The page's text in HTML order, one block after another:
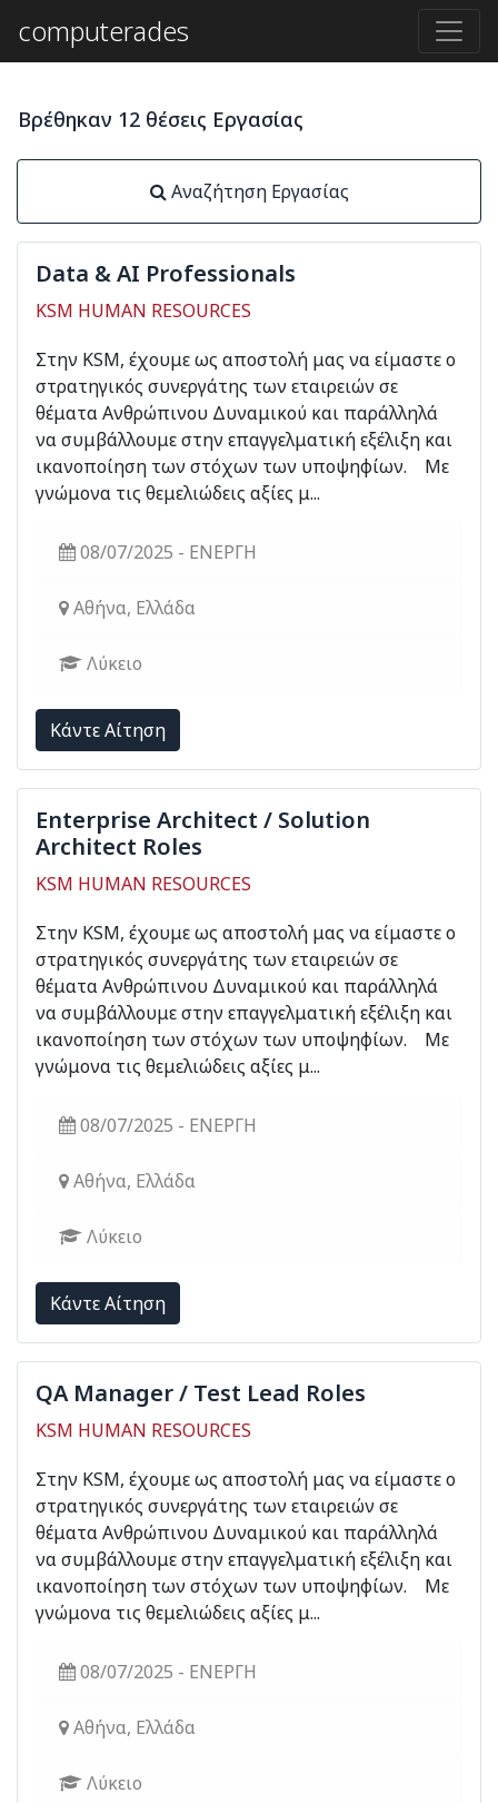
computerades
Βρέθηκαν 12 θέσεις Εργασίας
Αναζήτηση Εργασίας
Data & AI Professionals
KSM HUMAN RESOURCES
Στην ΚSM, έχουμε ως αποστολή μας να είμαστε ο
στρατηγικός συνεργάτης των εταιρειών σε
θέματα Ανθρώπινου Δυναμικού και παράλληλά
να συμβάλλουμε στην επαγγελματική εξέλιξη και
ικανοποίηση των στόχων των υποψηφίων. Με
γνώμονα τις θεμελιώδεις αξίες μ...
08/07/2025 - ΕΝΕΡΓΗ
Αθήνα, Ελλάδα
Λύκειο
Kάντε Αίτηση
Enterprise Architect / Solution
Architect Roles
KSM HUMAN RESOURCES
Στην ΚSM, έχουμε ως αποστολή μας να είμαστε ο
στρατηγικός συνεργάτης των εταιρειών σε
θέματα Ανθρώπινου Δυναμικού και παράλληλά
να συμβάλλουμε στην επαγγελματική εξέλιξη και
ικανοποίηση των στόχων των υποψηφίων. Με
γνώμονα τις θεμελιώδεις αξίες μ...
08/07/2025 - ΕΝΕΡΓΗ
Αθήνα, Ελλάδα
Λύκειο
Kάντε Αίτηση
QA Manager / Test Lead Roles
KSM HUMAN RESOURCES
Στην ΚSM, έχουμε ως αποστολή μας να είμαστε ο
στρατηγικός συνεργάτης των εταιρειών σε
θέματα Ανθρώπινου Δυναμικού και παράλληλά
να συμβάλλουμε στην επαγγελματική εξέλιξη και
ικανοποίηση των στόχων των υποψηφίων. Με
γνώμονα τις θεμελιώδεις αξίες μ...
08/07/2025 - ΕΝΕΡΓΗ
Αθήνα, Ελλάδα
Λύκειο